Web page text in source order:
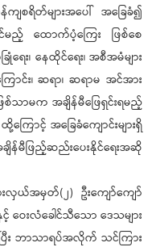
ရိတ်များအပေါ် အခြေခံ၍
ထောက်ပံ့ကြေး ဖြစ်စေ
ေး၊ နေထိုင်ရေး၊ အစီအမံများ
ာင်း၊ ဆရာ၊ ဆရာမ အင်အား
သာမက အချိန်မီဖြေရှင်းရမည့်
ြောင့် အခြေခံကျောင်းများရှိ
မီဖြည့်ဆည်းပေးနိုင်ရေးအဆို
ယ်အမှတ်(၂) ဦးကျော်ကျော်
ဝေးလံခေါင်သီသော ဒေသများ
ြီး ဘာသာရပ်အလိုက် သင်ကြား